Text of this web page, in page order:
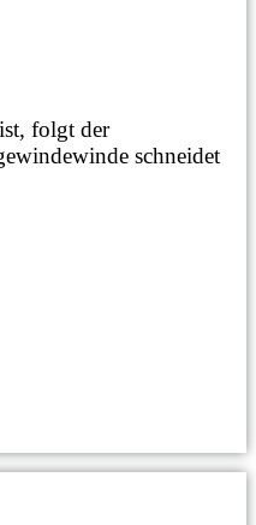
folgt der
schneidet